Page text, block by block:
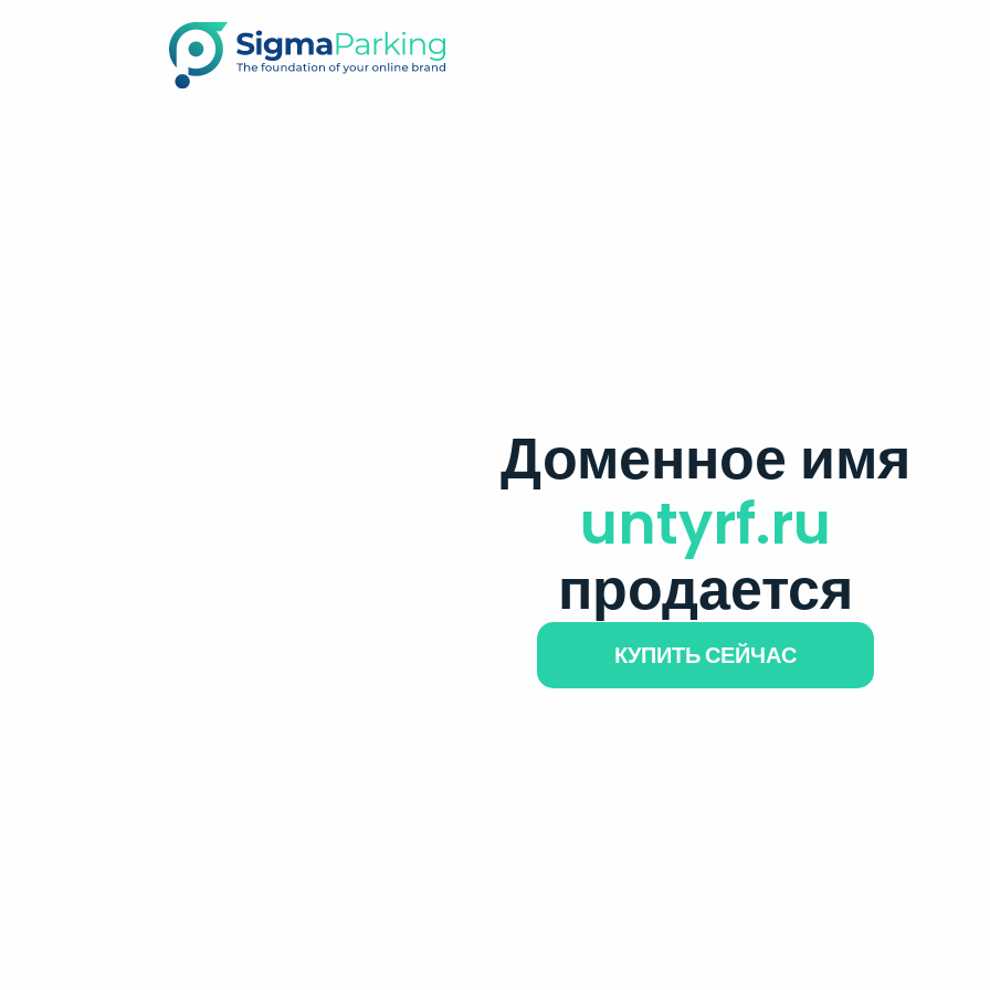
Доменное имя
untyrf.ru
продается
КУПИТЬ СЕЙЧАС